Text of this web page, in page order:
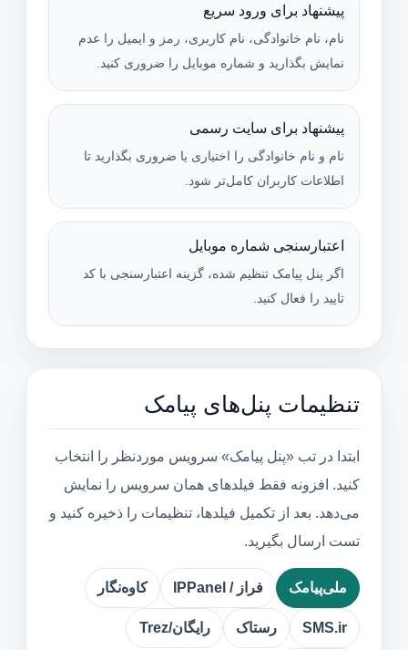
پیشنهاد برای ورود سریع
نام، نام خانوادگی، نام کاربری، رمز و ایمیل را عدم
نمایش بگذارید و شماره موبایل را ضروری کنید.
پیشنهاد برای سایت رسمی
نام و نام خانوادگی را اختیاری یا ضروری بگذارید تا
اطلاعات کاربران کامل‌تر شود.
اعتبارسنجی شماره موبایل
اگر پنل پیامک تنظیم شده، گزینه اعتبارسنجی با کد
تایید را فعال کنید.
تنظیمات پنل‌های پیامک
ابتدا در تب «پنل پیامک» سرویس موردنظر را انتخاب
کنید. افزونه فقط فیلدهای همان سرویس را نمایش
می‌دهد. بعد از تکمیل فیلدها، تنظیمات را ذخیره کنید و
تست ارسال بگیرید.
ملی‌پیامک فراز / IPPanel کاوه‌نگار
SMS.ir رستاک رایگان/Trez